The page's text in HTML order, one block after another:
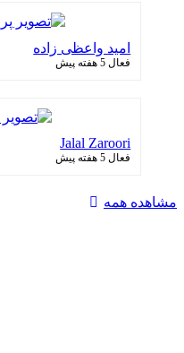
امید واعظی زاده
فعال 5 هفته پیش
Jalal Zaroori
فعال 5 هفته پیش
مشاهده همه